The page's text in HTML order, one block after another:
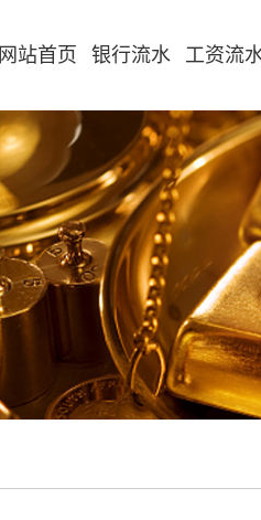
网站首页 银行流水 工资流